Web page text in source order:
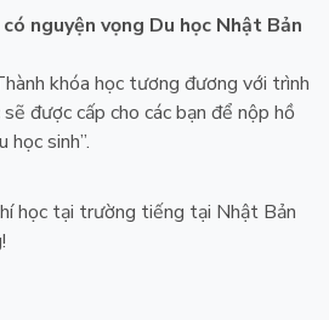
nguyện vọng Du học Nhật Bản
khóa học tương đương với trình
được cấp cho các bạn để nộp hồ
học sinh”.
học tại trường tiếng tại Nhật Bản